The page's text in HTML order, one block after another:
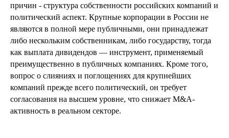
причин - структура собственности российских компаний и
политический аспект. Крупные корпорации в России не
являются в полной мере публичными, они принадлежат
либо нескольким собственникам, либо государству, тогда
как выплата дивидендов — инструмент, применяемый
преимущественно в публичных компаниях. Кроме того,
вопрос о слияниях и поглощениях для крупнейших
компаний прежде всего политический, он требует
согласования на высшем уровне, что снижает M&A-
активность в реальном секторе.